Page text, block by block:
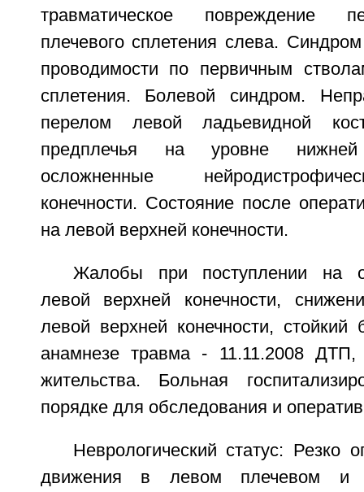
травматическое повреждение
плечевого сплетения слева.
проводимости по первичным
сплетения. Болевой синдром.
перелом левой ладьевидной
предплечья на уровне
осложненные
конечности. Состояние после
на левой верхней конечности.
Жалобы при поступлении на
левой верхней конечности,
левой верхней конечности,
анамнезе травма - 11.11.2008 ДТП,
жительства. Больная
порядке для обследования и
Неврологический статус: Резко
движения в левом плечевом и